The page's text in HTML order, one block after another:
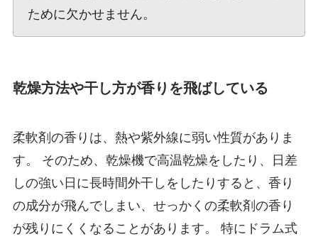
ために欠かせません。
乾燥方法や干し方が香りを飛ばしている
柔軟剤の香りは、熱や紫外線に弱い性質がありま
す。 そのため、乾燥機で高温乾燥をしたり、日差
しの強い日に長時間外干しをしたりすると、香り
の成分が飛んでしまい、せっかくの柔軟剤の香り
が残りにくくなることがあります。 特にドラム式